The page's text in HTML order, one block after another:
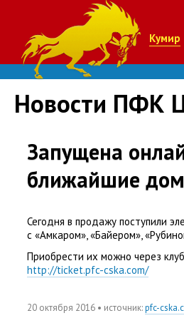
Кумир
Новости ПФК
Запущена
ближайшие
Сегодня в продажу поступили
с «Амкаром», «Байером»,
Приобрести их можно через
http://ticket.pfc-cska.com/
20 октября 2016 • источник:pfc-